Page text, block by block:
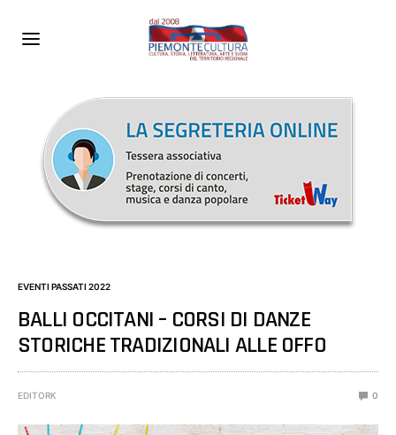
EVENTI PASSATI 2022
BALLI OCCITANI – CORSI DI DANZE
STORICHE TRADIZIONALI ALLE OFFO
EDITORK 0